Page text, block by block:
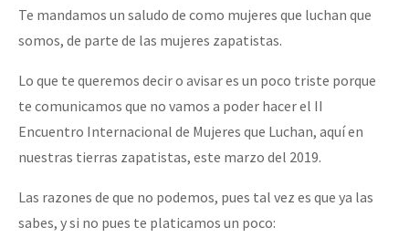
Semillero Guerra contra la Humanidad. (Las poblaciones y
Libros para descargar
Medios Libres
COVID-19
Eventos
Contacto
Te mandamos un saludo de como mujeres que luchan que
somos, de parte de las mujeres zapatistas.
Lo que te queremos decir o avisar es un poco triste porque
te comunicamos que no vamos a poder hacer el II
Encuentro Internacional de Mujeres que Luchan, aquí en
nuestras tierras zapatistas, este marzo del 2019.
Las razones de que no podemos, pues tal vez es que ya las
sabes, y si no pues te platicamos un poco: